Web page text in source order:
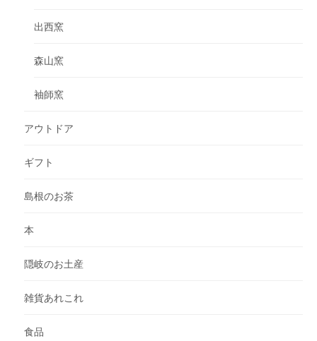
出西窯
森山窯
袖師窯
アウトドア
ギフト
島根のお茶
本
隠岐のお土産
雑貨あれこれ
食品